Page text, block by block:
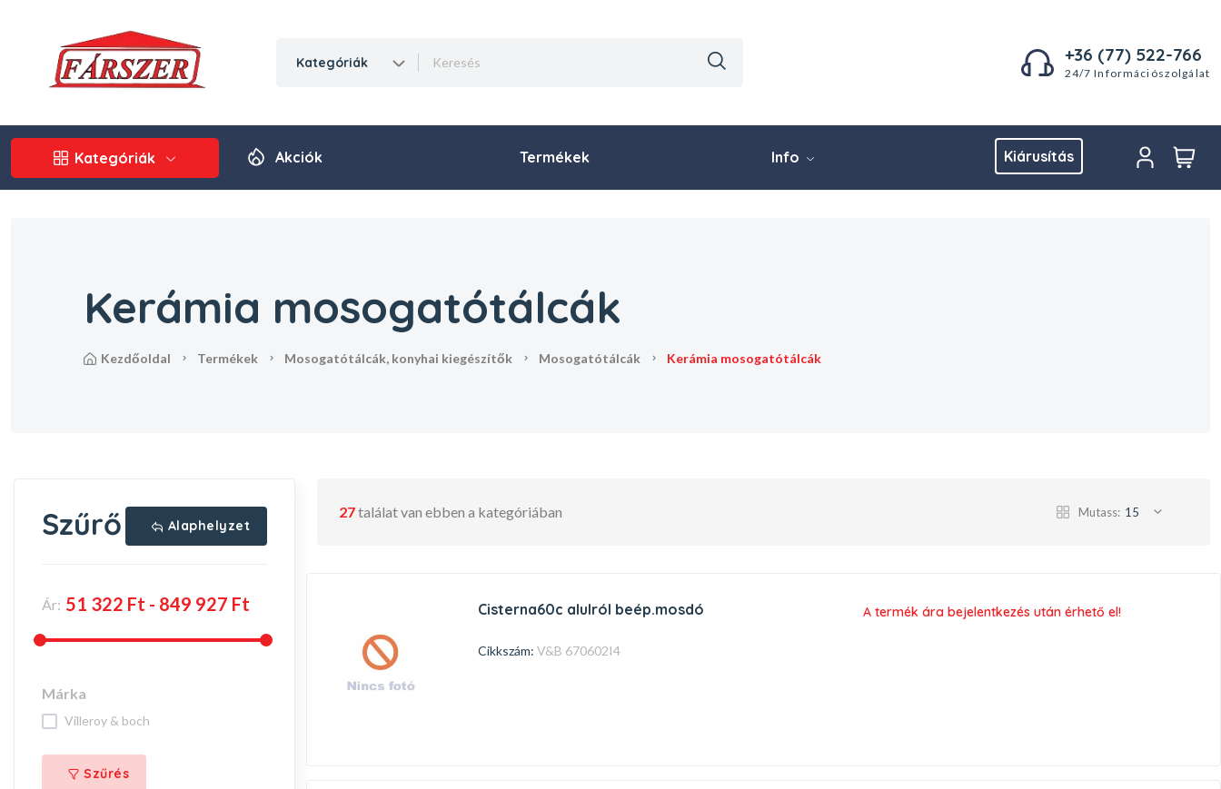
kategóriák +36 (77) 522-766
24/7 Információszolgálat
Kategóriák Akciók Termékek Info Kiárusítás
Kerámia mosogatótálcák
kezdőoldal termékek mosogatótálcák, konyhai kiegészítők mosogatótálcák kerámia mosogatótálcák
27találat van ebben a kategóriában Mutass: 15
cisterna60c alulról beép.mosdó
Cikkszám: V&B 670602I4
A termék ára bejelentkezés után érhető el!
Szűrő Alaphelyzet
Ár:
Márka
villeroy & boch
Szűrés